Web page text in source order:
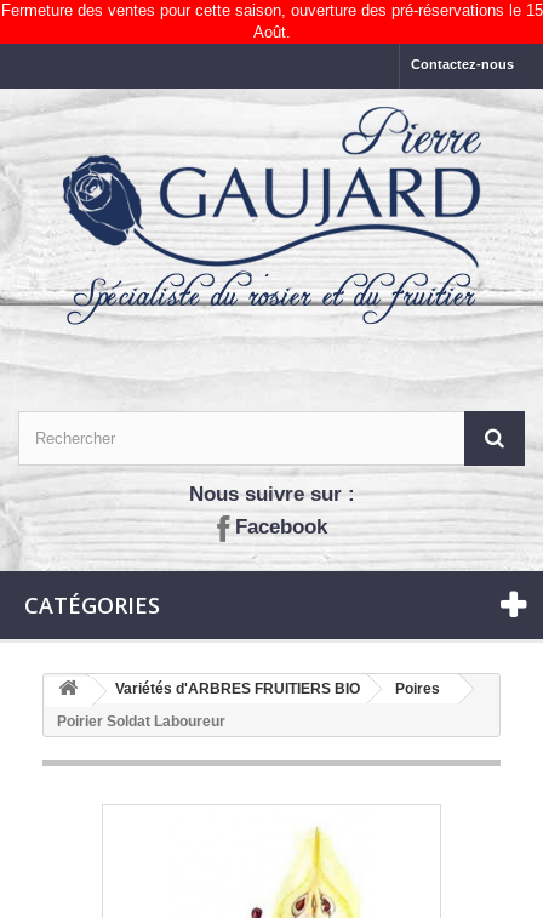
Fermeture des ventes pour cette saison, ouverture des pré-réservations le 15
Août.
Contactez-nous
Nous suivre sur :
Facebook
CATÉGORIES
Variétés d'ARBRES FRUITIERS BIO
Poires
Poirier Soldat Laboureur